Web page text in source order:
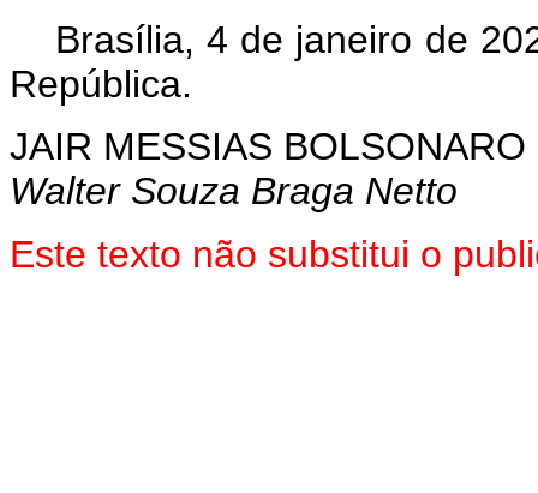
Brasília, 4 de janeiro de
República.
JAIR MESSIAS BOLSONARO
Walter Souza Braga Netto
Este texto não substitui o